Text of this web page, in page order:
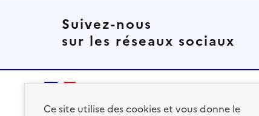
Suivez-nous
sur les réseaux sociaux
solidarites.gouv.fr
Ce site utilise des cookies et vous donne le